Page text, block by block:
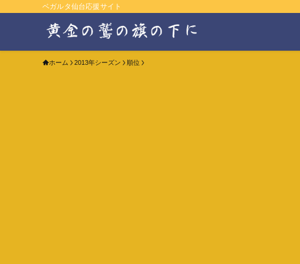
ベガルタ仙台応援サイト
ホーム 2013年シーズン 順位